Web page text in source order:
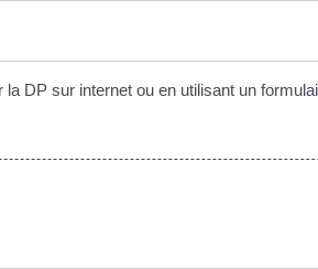
DP sur internet ou en utilisant un